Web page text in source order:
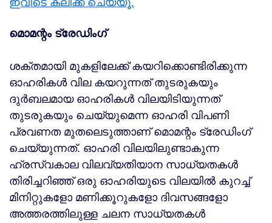
ഇവിടെ ക്ലിക്ക് ചെയ്യൂ.
മൊമന്റം ട്രേഡിംഗ്
ശക്തമായി മുകളിലേക്ക് കയറിക്കൊണ്ടിരിക്കുന്ന
ഓഹരികള്‍ വില കയറുന്നത് തുടരുകയും
ദുര്‍ബലമായ ഓഹരികള്‍ വിലയിടിയുന്നത്
തുടരുകയും ചെയ്യുമെന്ന ഓഹരി വിപണി
പ്രവണത മുതലെടുത്താണ് മൊമന്റം ട്രേഡിംഗ്
ചെയ്യുന്നത്. ഓഹരി വിലയിലുണ്ടാകുന്ന
ഹ്രസ്വകാല വിലവ്യതിയാന സാധ്യതകള്‍
തിരിച്ചറിഞ്ഞ് ഒരു ഓഹരിയുടെ വിലയില്‍ കുറച്ച്
മിനിറ്റുകളോ മണിക്കൂറുകളോ ദിവസങ്ങളോ
അത്തരത്തിലുള്ള ചലന സാധ്യതകള്‍